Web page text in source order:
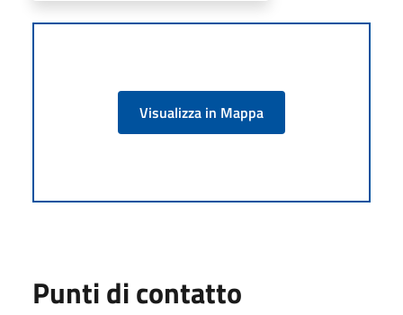
Visualizza in Mappa
Punti di contatto